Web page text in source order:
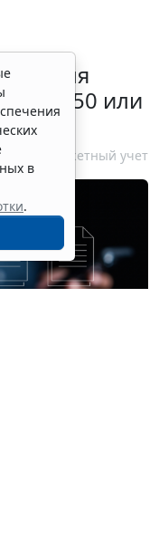
для
– 401 50 или
Бюджетный учет
в
.